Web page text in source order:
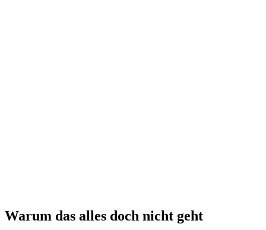
Warum das alles doch nicht geht